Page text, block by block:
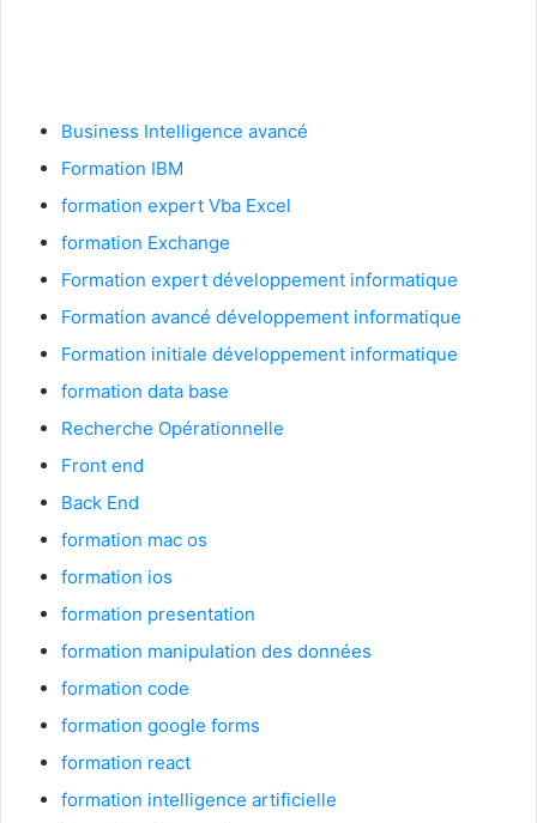
Business Intelligence avancé
Formation IBM
formation expert Vba Excel
formation Exchange
Formation expert développement informatique
Formation avancé développement informatique
Formation initiale développement informatique
formation data base
Recherche Opérationnelle
Front end
Back End
formation mac os
formation ios
formation presentation
formation manipulation des données
formation code
formation google forms
formation react
formation intelligence artificielle